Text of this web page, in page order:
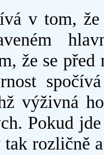
v tom,
že se
výživná
Pokud
rozličně